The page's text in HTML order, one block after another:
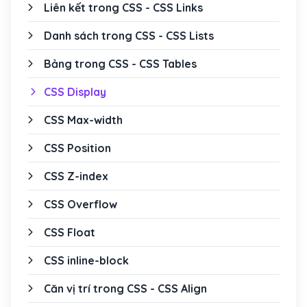
Liên kết trong CSS - CSS Links
Danh sách trong CSS - CSS Lists
Bảng trong CSS - CSS Tables
CSS Display
CSS Max-width
CSS Position
CSS Z-index
CSS Overflow
CSS Float
CSS inline-block
Căn vị trí trong CSS - CSS Align